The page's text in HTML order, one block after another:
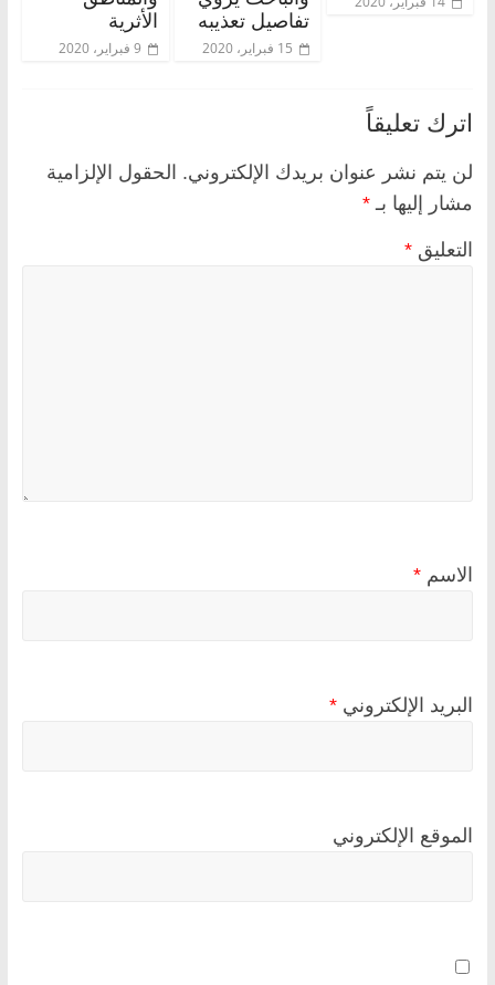
تفاصيل تعذيبه
15 فبراير، 2020
الأثرية
9 فبراير، 2020
اترك تعليقاً
لن يتم نشر عنوان بريدك الإلكتروني. الحقول الإلزامية
مشار إليها بـ *
التعليق *
الاسم *
البريد الإلكتروني *
الموقع الإلكتروني